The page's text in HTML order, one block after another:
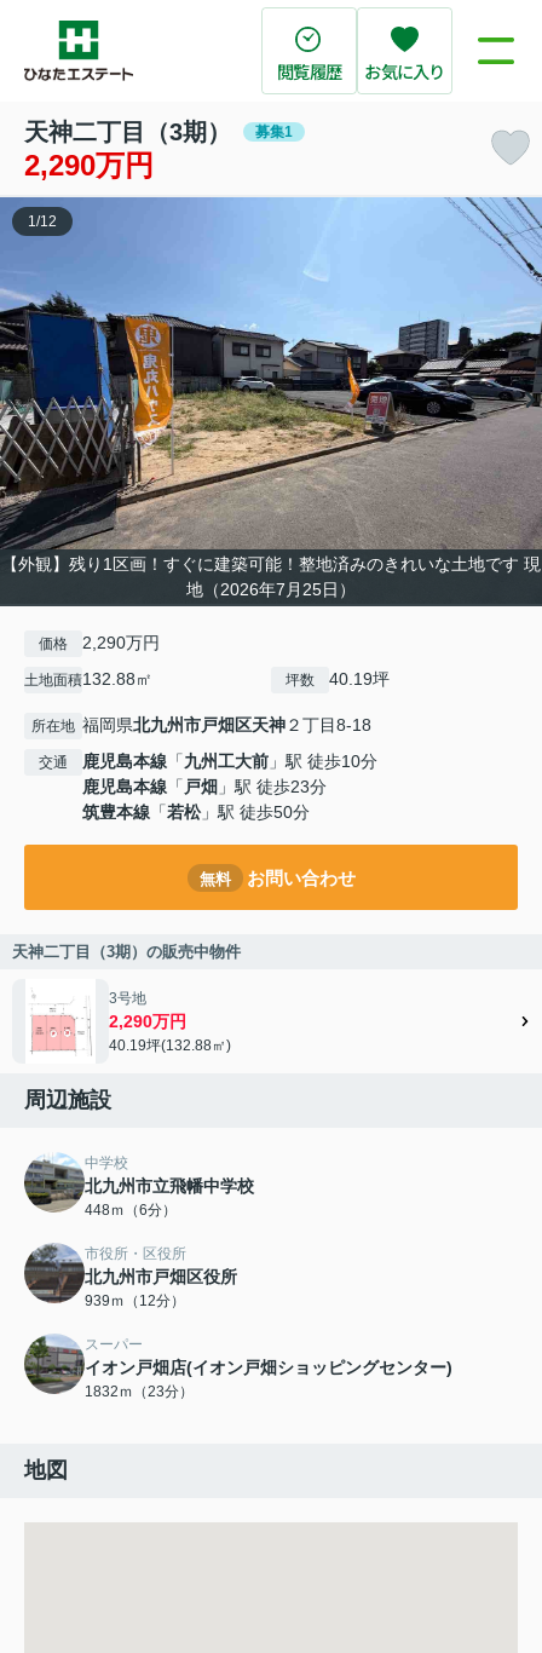
閲覧履歴 お気に入り
天神二丁目（3期） 募集1
2,290万円
【外観】残り1区画！すぐに建築可能！整地済みのきれいな土地です 現
地（2026年7月25日）
1 /12
価格 2,290万円
土地面積132.88㎡ 坪数 40.19坪
所在地 福岡県北九州市戸畑区天神２丁目8-18
交通 鹿児島本線 「九州工大前 」駅 徒歩10分
鹿児島本線 「 戸畑 」駅 徒歩23分
筑豊本線 「若松」駅 徒歩50分
無料 お問い合わせ
天神二丁目（3期）の販売中物件
3号地
2,290万円
40.19坪(132.88㎡)
周辺施設
中学校
北九州市立飛幡中学校
448ｍ（6分）
市役所・区役所
北九州市戸畑区役所
939ｍ（12分）
スーパー
イオン戸畑店(イオン戸畑ショッピングセンター)
1832ｍ（23分）
地図